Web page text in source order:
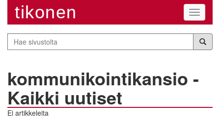
tikonen
Hae
sivustolta
kommunikointikansio -
Kaikki uutiset
Ei artikkeleita